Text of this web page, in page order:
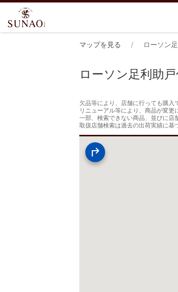
マップを見る ローソン
ローソン足利助
欠品等により、店舗に行っても購入
リニューアル等により、商品が変更
一部、検索できない商品、並びに店
取扱店舗検索は過去の出荷実績に基